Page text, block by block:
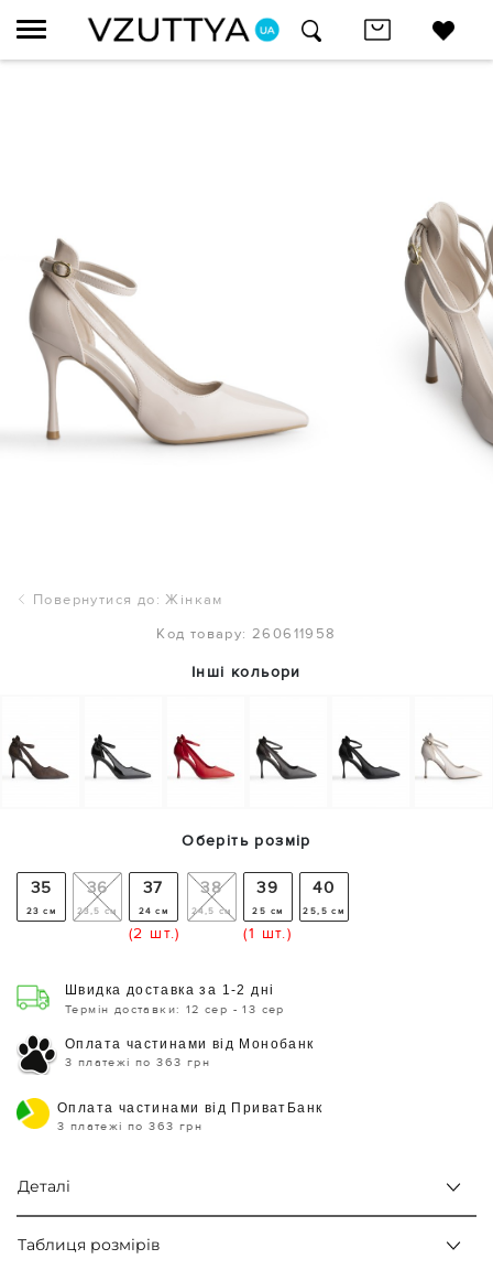
Повернутися до: Жінкам
Код товару: 260611958
Інші кольори
Оберіть розмір
35
23 см
36
23,5 см
37
24 см
(2 шт.)
38
24,5 см
39
25 см
(1 шт.)
40
25,5 см
Швидка доставка за 1-2 дні
Термін доставки: 12 сер - 13 сер
Оплата частинами від Монобанк
3 платежі по 363 грн
Оплата частинами від ПриватБанк
3 платежі по 363 грн
Деталі
Таблиця розмірів